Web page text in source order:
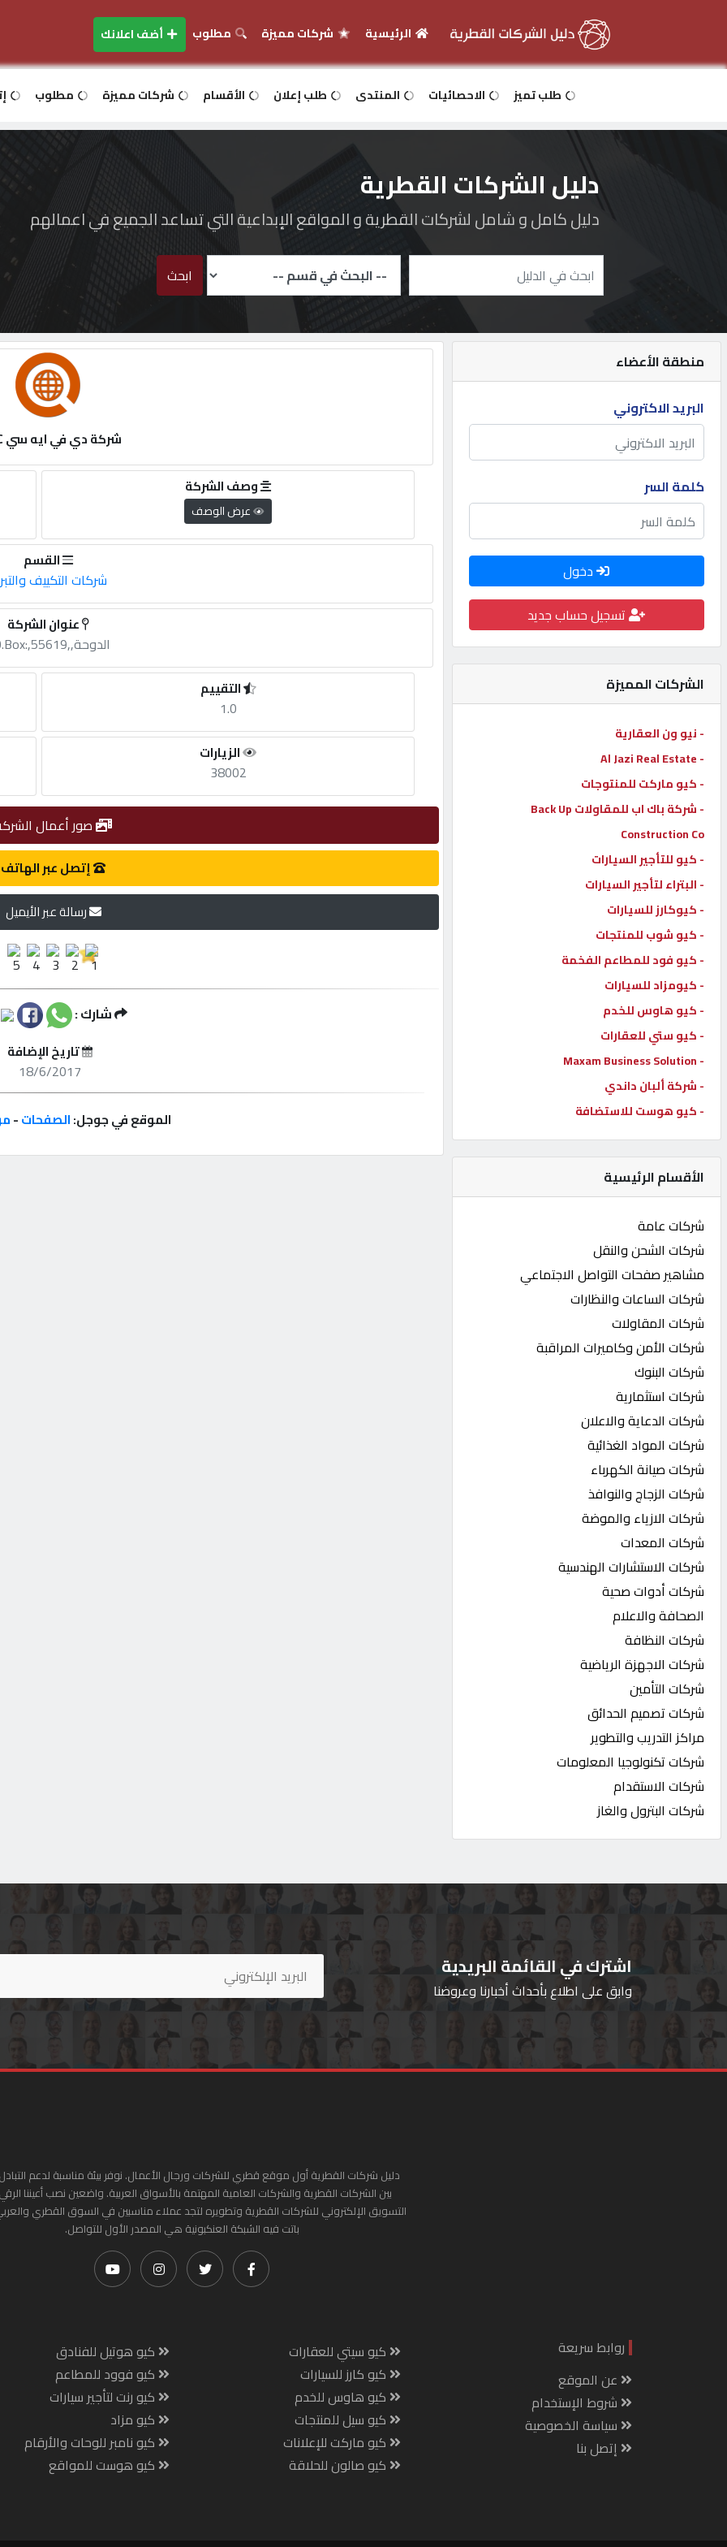
دخول
اعلانك
مطلوب
طلب
الاحصائيات
الأقسام
شركات
مميزة
إبحث
إتصل
بنا
إعلانات
المنتدى
كيو
مزاد
كيو
نمبر
كيو
كارز
كيو
الدليل
القطري
POWERED
QHOST
الرئيسية شركات مميزة مطلوب أضف اعلانك
طلب تميز الاحصائيات المنتدى طلب إعلان الأقسام شركات مميزة مطلوب
دليل الشركات القطرية
دليل كامل و شامل لشركات القطرية و المواقع الإبداعية التي تساعد الجميع في اعمالهم
ابحث
منطقة الأعضاء
البريد الاكتروني
كلمة السر
دخول
تسجيل حساب جديد
الشركات المميزة
- نيو ون العقارية
- Al Jazi Real Estate
- كيو ماركت للمنتوجات
- شركة باك اب للمقاولات Back Up
Construction Co
- كيو للتأجير السيارات
- البتراء لتأجير السيارات
- كيوكارز للسيارات
- كيو شوب للمنتجات
- كيو فود للمطاعم الفخمة
- كيومزاد للسيارات
- كيو هاوس للخدم
- كيو ستي للعقارات
- Maxam Business Solution
- شركة ألبان داندي
- كيو هوست للاستضافة
الأقسام الرئيسية
شركات عامة
شركات الشحن والنقل
مشاهير صفحات التواصل الاجتماعي
شركات الساعات والنظارات
شركات المقاولات
شركات الأمن وكاميرات المراقبة
شركات البنوك
شركات استثمارية
شركات الدعاية والاعلان
شركات المواد الغذائية
شركات صيانة الكهرباء
شركات الزجاج والنوافذ
شركات الازياء والموضة
شركات المعدات
شركات الاستشارات الهندسية
شركات أدوات صحية
الصحافة والاعلام
شركات النظافة
شركات الاجهزة الرياضية
شركات التأمين
شركات تصميم الحدائق
مراكز التدريب والتطوير
شركات تكنولوجيا المعلومات
شركات الاستقدام
شركات البترول والغاز
شركة دي في ايه سي DVAC
وصف الشركة
عرض الوصف
القسم
شركات التكييف
عنوان الشركة
الدوحة,,PO.Box:,55619
التقييم
1.0
الزيارات
38002
صور أعمال
إتصل عبر الهاتف
رسالة عبر الأيميل
شارك :
تاريخ الإضافة
18/6/2017
الموقع في جوجل:الصفحات-
اشترك في القائمة البريدية
وابق على اطلاع بأحداث أخبارنا وعروضنا
دليل شركات القطرية أول موقع قطري للشركات ورجال الأعمال. نوفر بيئة مناسبة لدعم
بين الشركات القطرية والشركات العامية المهتمة بالأسواق العربية. واضعين نصب أعيننا
التسويق الإلكتروني للشركات القطرية وتطويره لتجد عملاء مناسبين في السوق القطري
باتت فيه الشبكة العنكبونية هي المصدر الأول للتواصل.
روابط سريعة
عن الموقع
شروط الإستخدام
سياسة الخصوصية
إتصل بنا
كيو سيتي للعقارات
كيو كارز للسيارات
كيو هاوس للخدم
كيو سيل للمنتجات
كيو ماركت للإعلانات
كيو صالون للحلاقة
كيو هوتيل للفنادق
كيو فوود للمطاعم
كيو رنت لتأجير سيارات
كيو مزاد
كيو نامبر للوحات والأرقام
كيو هوست للمواقع